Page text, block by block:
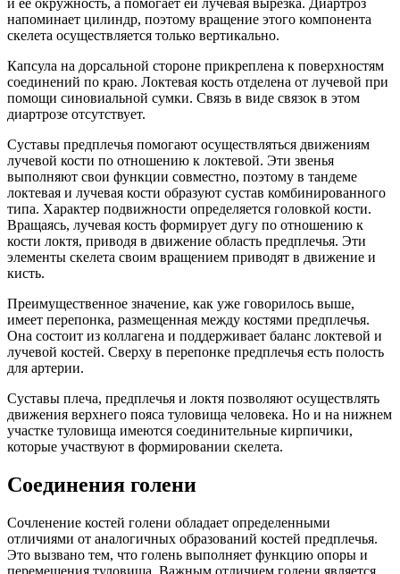
и ее окружность, а помогает ей лучевая вырезка. Диартроз
напоминает цилиндр, поэтому вращение этого компонента
скелета осуществляется только вертикально.
Капсула на дорсальной стороне прикреплена к поверхностям
соединений по краю. Локтевая кость отделена от лучевой при
помощи синовиальной сумки. Связь в виде связок в этом
диартрозе отсутствует.
Суставы предплечья помогают осуществляться движениям
лучевой кости по отношению к локтевой. Эти звенья
выполняют свои функции совместно, поэтому в тандеме
локтевая и лучевая кости образуют сустав комбинированного
типа. Характер подвижности определяется головкой кости.
Вращаясь, лучевая кость формирует дугу по отношению к
кости локтя, приводя в движение область предплечья. Эти
элементы скелета своим вращением приводят в движение и
кисть.
Преимущественное значение, как уже говорилось выше,
имеет перепонка, размещенная между костями предплечья.
Она состоит из коллагена и поддерживает баланс локтевой и
лучевой костей. Сверху в перепонке предплечья есть полость
для артерии.
Суставы плеча, предплечья и локтя позволяют осуществлять
движения верхнего пояса туловища человека. Но и на нижнем
участке туловища имеются соединительные кирпичики,
которые участвуют в формировании скелета.
Соединения голени
Сочленение костей голени обладает определенными
отличиями от аналогичных образований костей предплечья.
Это вызвано тем, что голень выполняет функцию опоры и
перемещения туловища. Важным отличием голени является